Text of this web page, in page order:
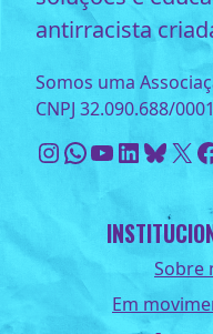
antirracista
Somos uma
CNPJ 32.090.688/
Instagram
WhatsApp
Youtube
X
Sobre
Em